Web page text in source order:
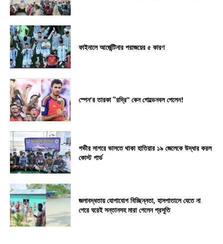
ফাইনালে আর্জেন্টিনার পরাজয়ের ৫ কারণ
স্পেন’র তারকা “রদ্রি” কেন গোল্ডেনবল পেলেন!
গভীর সাগরে ভাসতে থাকা হাতিয়ার ১৯ জেলেকে উদ্ধার করল
কোস্ট গার্ড
জলাবদ্ধতায় যোগাযোগ বিচ্ছিন্নতা, হাসপাতালে যেতে না
পেরে ঘরেই সন্তানসহ মারা গেলেন প্রসূতি